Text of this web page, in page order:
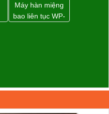
Máy hàn miệng
bao liên tục WP-